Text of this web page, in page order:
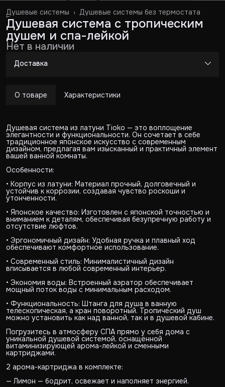
Душевые системы без термостата
Душевые системы ›
Главная ›
Душевая система с тропическим
душем и спа-лейкой
Нет в наличии
Доставка
О товаре Характеристики
Душевая система из латуни Tioko — это воплощение
элегантности и функциональности. Он сочетает в себе
традиционное японское искусство с современным
дизайном, предлагая вам изысканный и практичный элемент
вашей ванной комнаты.
Особенности:
• Корпус из латуни: Материал прочный, долговечный и
устойчив к коррозии, создавая чувство роскоши и
утонченности.
• Японское качество: Изготовлен с японской точностью и
вниманием к деталям, обеспечивая безупречную работу и
отсутствие люфтов.
• Эргономичный дизайн: Удобная ручка и плавный ход
обеспечивают комфортное использование.
• Современный стиль: Минималистичный дизайн
вписывается в любой современный интерьер.
• Экономия воды: Встроенный аэратор обеспечивает
мощный поток воды с минимальным расходом.
• Функциональность: Штанга для душа в ванную
телескопическая, а кран поворотный. Тропический душ
можно установить как над ванной, так и в душевой кабине.
Погрузитесь в атмосферу СПА прямо у себя дома с
уникальной душевой системой, оснащённой
витаминизирующей арома-лейкой и сменными
картриджами.
2 арома-картриджа в комплекте:
— Лимон — бодрит, освежает и наполняет энергией.